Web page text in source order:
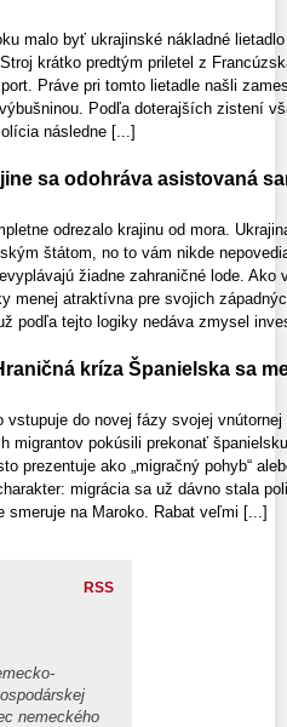
malo byť ukrajinské nákladné
krátko predtým priletel z
Práve pri tomto lietadle našli
Podľa doterajších zistení
následne [...]
sa odohráva asistovaná
odrezalo krajinu od mora.
štátom, no to vám nikde
žiadne zahraničné lode. Ako
menej atraktívna pre svojich
podľa tejto logiky nedáva zmysel
kríza Španielska sa
vstupuje do novej fázy svojej
migrantov pokúsili prekonať
prezentuje ako „migračný pohyb“
migrácia sa už dávno stala
smeruje na Maroko. Rabat veľmi [...]
RSS
nemeckého